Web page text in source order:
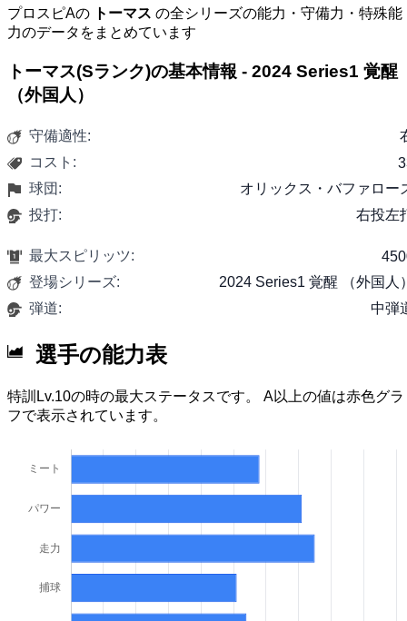
プロスピAの トーマス の全シリーズの能力・守備力・特殊能
力のデータをまとめています
トーマス(Sランク)の基本情報 - 2024 Series1 覚醒
（外国人）
守備適性:
コスト:
球団:
オリックス・バファロー
投打:
右投左
最大スピリッツ:
登場シリーズ:
2024 Series1 覚醒 （外国人
弾道:
中弾
選手の能力表
特訓Lv.10の時の最大ステータスです。 A以上の値は赤色グラ
フで表示されています。